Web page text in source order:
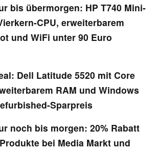
bis übermorgen: HP T740 Mini-
CPU, erweiterbarem
und WiFi unter 90 Euro
Dell Latitude 5520 mit Core
RAM und Windows
Sparpreis
noch bis morgen: 20% Rabatt
bei Media Markt und